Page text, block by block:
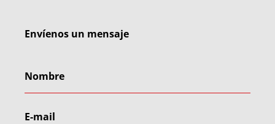
Envíenos un mensaje